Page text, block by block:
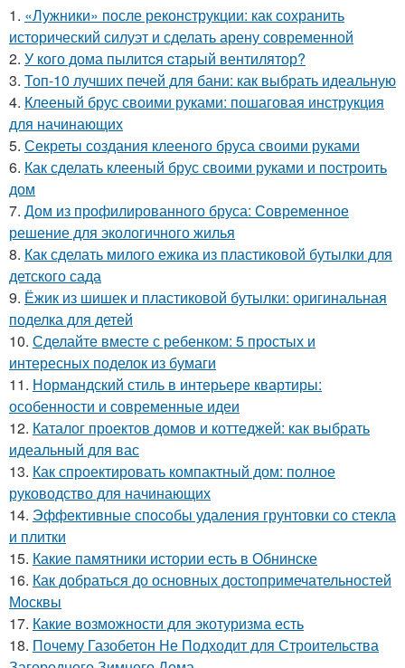
1. «Лужники» после реконструкции: как сохранить
исторический силуэт и сделать арену современной
2. У кого дома пылитcя cтарый вентилятор?
3. Топ-10 лучших печей для бани: как выбрать идеальную
4. Клееный брус своими руками: пошаговая инструкция
для начинающих
5. Секреты создания клееного бруса своими руками
6. Как сделать клееный брус своими руками и построить
дом
7. Дом из профилированного бруса: Современное
решение для экологичного жилья
8. Как сделать милого ежика из пластиковой бутылки для
детского сада
9. Ёжик из шишек и пластиковой бутылки: оригинальная
поделка для детей
10. Сделайте вместе с ребенком: 5 простых и
интересных поделок из бумаги
11. Нормандский стиль в интерьере квартиры:
особенности и современные идеи
12. Каталог проектов домов и коттеджей: как выбрать
идеальный для вас
13. Как спроектировать компактный дом: полное
руководство для начинающих
14. Эффективные способы удаления грунтовки со стекла
и плитки
15. Какие памятники истории есть в Обнинске
16. Как добраться до основных достопримечательностей
Москвы
17. Какие возможности для экотуризма есть
18. Почему Газобетон Не Подходит для Строительства